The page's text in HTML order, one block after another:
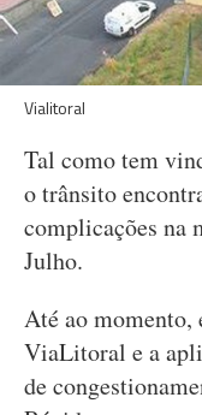
Vialitoral
Tal como tem
o trânsito
complicações na
Julho.
Até ao momento,
ViaLitoral e a
de